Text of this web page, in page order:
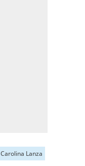
Carolina Lanza